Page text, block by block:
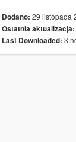
Dodano: 29 listopada
Ostatnia aktualizacja:
Last Downloaded: 3